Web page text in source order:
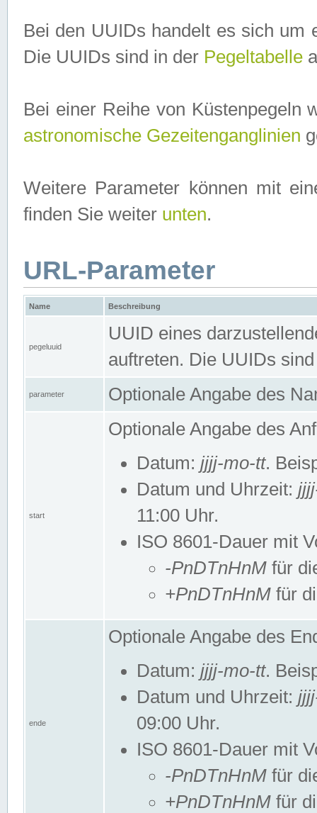
Bei den UUIDs handelt es sich um
Die UUIDs sind in der Pegeltabelle
Bei einer Reihe von Küstenpegeln
astronomische Gezeitenganglinien
Weitere Parameter können mit
finden Sie weiter unten.
URL-Parameter
Name Beschreibung
pegeluuid
UUID eines
auftreten. Die UUIDs
parameter Optionale Angabe des
start
Optionale Angabe des
Datum: jjjj-mo-tt.
Datum und Uhrzeit:
11:00 Uhr.
ISO 8601-Dauer mit
-PnDTnHnM für
+PnDTnHnM für
ende
Optionale Angabe des
Datum: jjjj-mo-tt.
Datum und Uhrzeit:
09:00 Uhr.
ISO 8601-Dauer mit
-PnDTnHnM für
+PnDTnHnM für